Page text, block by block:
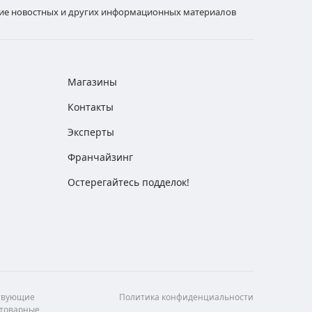
новостных и других информационных материалов
Магазины
Контакты
Эксперты
Франчайзинг
Остерегайтесь подделок!
Политика конфиденциальности